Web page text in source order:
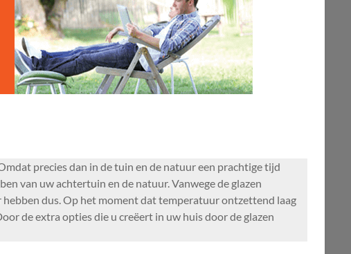
precies dan in de tuin en de natuur een prachtige tijd
van uw achtertuin en de natuur. Vanwege de glazen
dus. Op het moment dat temperatuur ontzettend laag
de extra opties die u creëert in uw huis door de glazen